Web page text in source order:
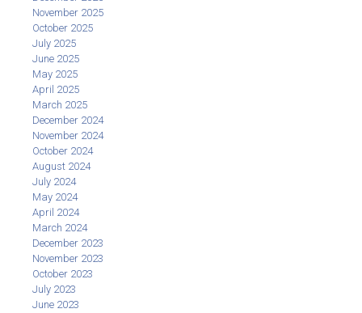
November 2025
October 2025
July 2025
June 2025
May 2025
April 2025
March 2025
December 2024
November 2024
October 2024
August 2024
July 2024
May 2024
April 2024
March 2024
December 2023
November 2023
October 2023
July 2023
June 2023